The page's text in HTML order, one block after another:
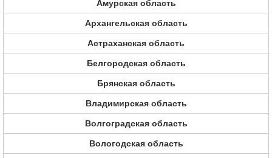
Амурская область
Архангельская область
Астраханская область
Белгородская область
Брянская область
Владимирская область
Волгоградская область
Вологодская область